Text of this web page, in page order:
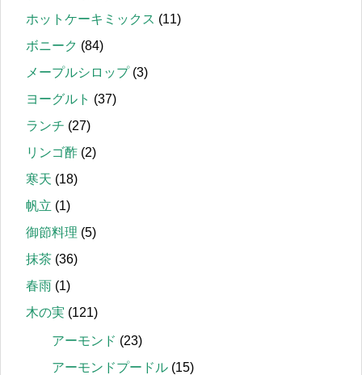
ホットケーキミックス (11)
ボニーク (84)
メープルシロップ(3)
ヨーグルト (37)
ランチ (27)
リンゴ酢 (2)
寒天 (18)
帆立 (1)
御節料理 (5)
抹茶 (36)
春雨 (1)
木の実 (121)
アーモンド (23)
アーモンドプードル (15)